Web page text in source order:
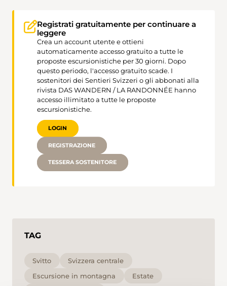
Registrati gratuitamente per continuare a
leggere
Crea un account utente e ottieni
automaticamente accesso gratuito a tutte le
proposte escursionistiche per 30 giorni. Dopo
questo periodo, l'accesso gratuito scade. I
sostenitori dei Sentieri Svizzeri o gli abbonati alla
rivista DAS WANDERN / LA RANDONNÉE hanno
accesso illimitato a tutte le proposte
escursionistiche.
LOGIN
REGISTRAZIONE
TESSERA SOSTENITORE
TAG
Svitto
Svizzera centrale
Escursione in montagna
Estate